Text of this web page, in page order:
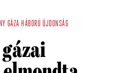
GÁZA HÁBORÚ ÚJDONSÁG